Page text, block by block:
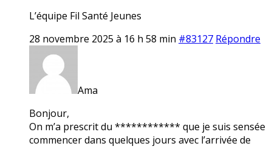
L’équipe Fil Santé Jeunes
28 novembre 2025 à 16 h 58 min #83127 Répondre
Ama
Bonjour,
On m’a prescrit du ************ que je suis sensée
commencer dans quelques jours avec l’arrivée de